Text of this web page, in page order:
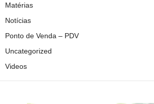
Matérias
Notícias
Ponto de Venda – PDV
Uncategorized
Videos